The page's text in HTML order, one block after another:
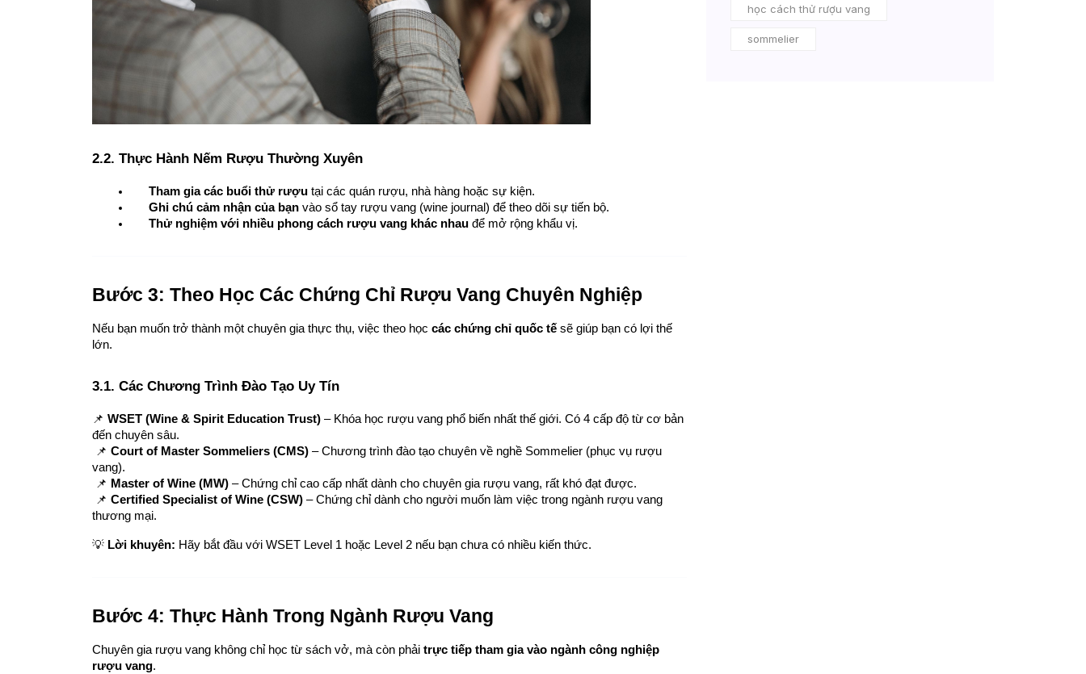
2.2. Thực Hành Nếm Rượu Thường Xuyên
Tham gia các buổi thử rượu tại các quán rượu, nhà hàng hoặc sự kiện.
Ghi chú cảm nhận của bạn vào sổ tay rượu vang (wine journal) để theo dõi sự tiến bộ.
Thử nghiệm với nhiều phong cách rượu vang khác nhau để mở rộng khẩu vị.
Bước 3: Theo Học Các Chứng Chỉ Rượu Vang Chuyên Nghiệp
Nếu bạn muốn trở thành một chuyên gia thực thụ, việc theo học các chứng chỉ quốc tế sẽ giúp bạn có lợi thế
lớn.
3.1. Các Chương Trình Đào Tạo Uy Tín
📌 WSET (Wine & Spirit Education Trust) – Khóa học rượu vang phổ biến nhất thế giới. Có 4 cấp độ từ cơ bản
đến chuyên sâu.
📌 Court of Master Sommeliers (CMS) – Chương trình đào tạo chuyên về nghề Sommelier (phục vụ rượu
vang).
📌 Master of Wine (MW) – Chứng chỉ cao cấp nhất dành cho chuyên gia rượu vang, rất khó đạt được.
📌 Certified Specialist of Wine (CSW) – Chứng chỉ dành cho người muốn làm việc trong ngành rượu vang
thương mại.
💡 Lời khuyên: Hãy bắt đầu với WSET Level 1 hoặc Level 2 nếu bạn chưa có nhiều kiến thức.
Bước 4: Thực Hành Trong Ngành Rượu Vang
Chuyên gia rượu vang không chỉ học từ sách vở, mà còn phải trực tiếp tham gia vào ngành công nghiệp
rượu vang.
học cách thử rượu vang
sommelier